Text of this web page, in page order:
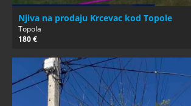
Njiva na prodaju Krcevac kod Topole
Topola
180 €